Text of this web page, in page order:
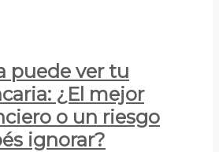
puede ver tu
¿El mejor
o un riesgo
ignorar?